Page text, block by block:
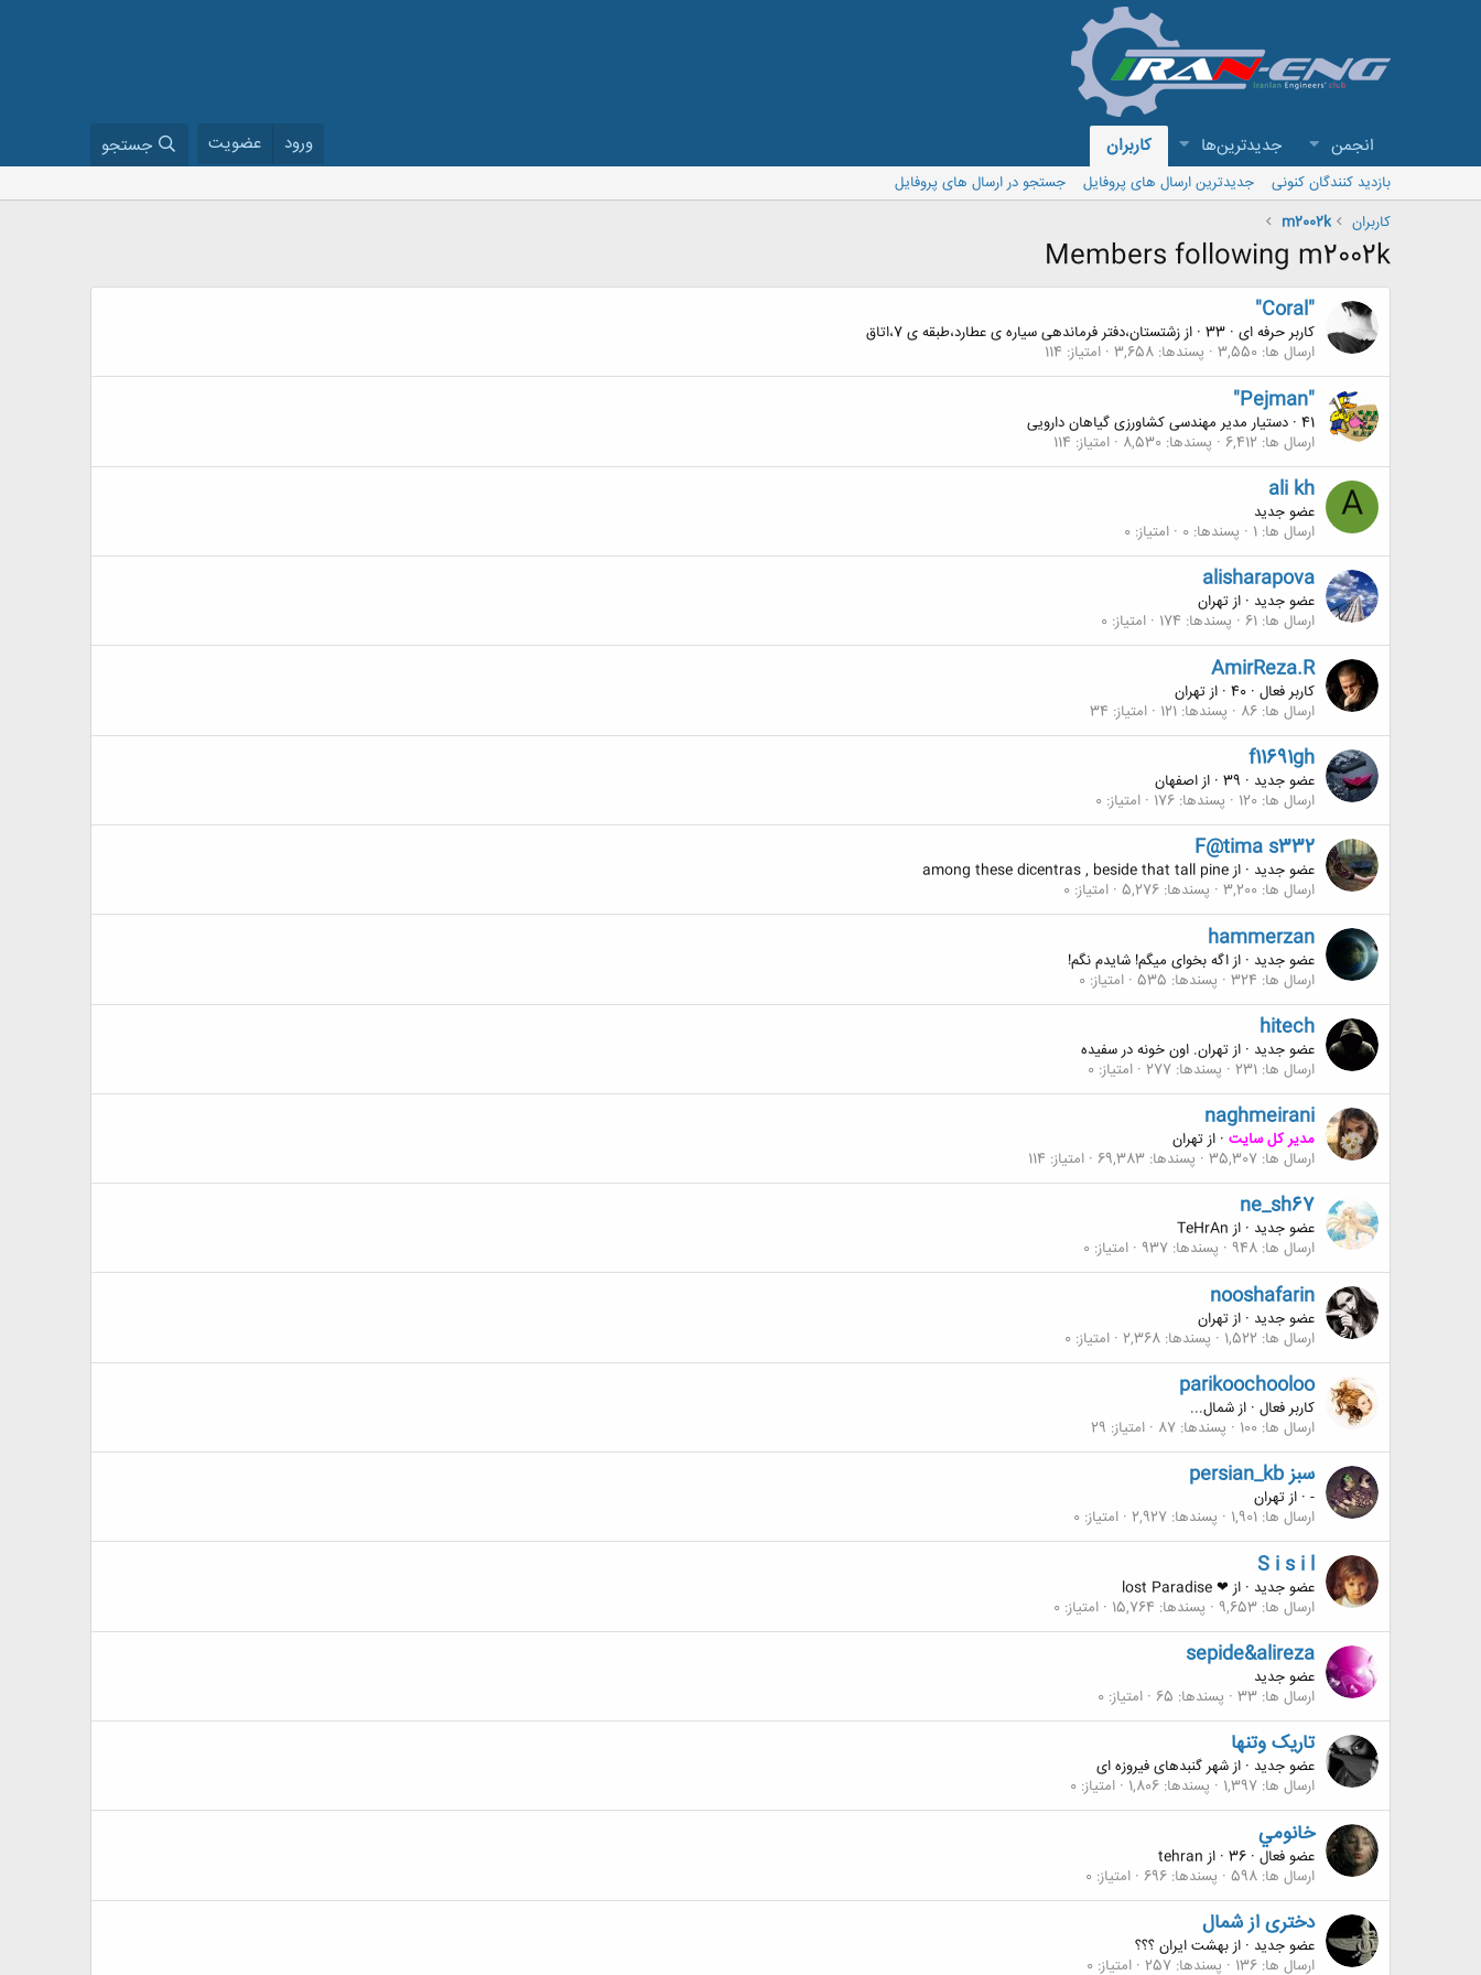
انجمن جدیدترین‌ها کاربران ورود عضویت جستجو
بازدید کنندگان کنونی جدیدترین ارسال های پروفایل
جستجو در ارسال های پروفایل
کاربران
m2002k
Members following m2002k
"Coral"
کاربر حرفه ای ·
· اززشتستان،دفتر فرماندهی سیاره ی عطارد،طبقه ی 7،اتاق
ارسال ها 3,550 پسندها 3,658 امتیاز 114
"Pejman"
دستیار مدیر مهندسی کشاورزی گیاهان دارویی · 41
ارسال ها 6,412 پسندها 8,530 امتیاز 114
A
ali kh
عضو جدید
ارسال ها 1 پسندها 0 امتیاز 0
alisharapova
عضو جدید · ازتهران
ارسال ها 61 پسندها 174 امتیاز 0
AmirReza.R
کاربر فعال ·
· ازتهران
ارسال ها 86 پسندها 121 امتیاز 34
f11691gh
عضو جدید ·
· ازاصفهان
ارسال ها 120 پسندها 176 امتیاز 0
F@tima s332
عضو جدید · ازamong these dicentras , beside that tall pine
ارسال ها 3,200 پسندها 5,276 امتیاز 0
hammerzan
عضو جدید · ازاگه بخوای میگم! شایدم نگم!
ارسال ها 324 پسندها 535 امتیاز 0
hitech
عضو جدید · ازتهران. اون خونه در سفیده
ارسال ها 231 پسندها 277 امتیاز 0
naghmeirani
مدیر کل سایت · ازتهران
ارسال ها 35,307 پسندها 69,383 امتیاز 114
ne_sh67
عضو جدید · از TeHrAn
ارسال ها 948 پسندها 937 امتیاز 0
nooshafarin
عضو جدید · ازتهران
ارسال ها 1,522 پسندها 2,368 امتیاز 0
parikoochooloo
کاربر فعال · ازشمال...
ارسال ها 100 پسندها 87 امتیاز 29
persian_kb سبز
-
· ازتهران
ارسال ها 1,901 پسندها 2,927 امتیاز 0
S i s i l
عضو جدید · از ❤ lost Paradise
ارسال ها 9,653 پسندها 15,764 امتیاز 0
sepide&alireza
عضو جدید
ارسال ها 33 پسندها 65 امتیاز 0
تاریک وتنها
عضو جدید · ازشهر گنبدهای فیروزه ای
ارسال ها 1,397 پسندها 1,806 امتیاز 0
خانومي
عضو فعال ·
· از tehran
ارسال ها 598 پسندها 696 امتیاز 0
دختری از شمال
عضو جدید · ازبهشت ایران ؟؟؟
ارسال ها 136 پسندها 257 امتیاز 0